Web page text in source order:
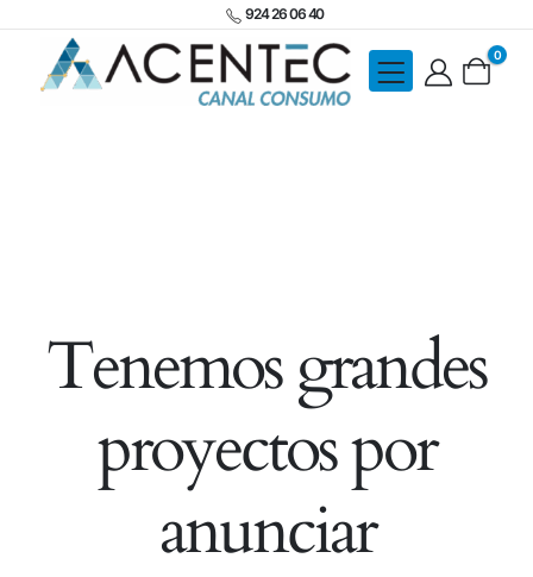
924 26 06 40
0
Tenemos grandes
proyectos por
anunciar